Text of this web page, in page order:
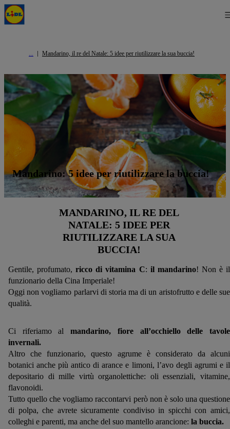
Mandarino, il re del Natale: 5 idee per riutilizzare la sua buccia!
Mandarino: 5 idee per riutilizzare la buccia!
MANDARINO, IL RE DEL
NATALE: 5 IDEE PER
RIUTILIZZARE LA SUA
BUCCIA!
Gentile, profumato,ricco di vitamina C: il mandarino! Non è il
funzionario della Cina Imperiale!
Oggi non vogliamo parlarvi di storia ma di un aristofrutto e delle sue
qualità.
Ci riferiamo almandarino, fiore all’occhiello delle tavole
invernali.
Altro che funzionario, questo agrume è considerato da alcuni
botanici anche più antico di arance e limoni, l’avo degli agrumi e il
depositario di mille virtù organolettiche: oli essenziali, vitamine,
flavonoidi.
Tutto quello che vogliamo raccontarvi però non è solo una questione
di polpa, che avrete sicuramente condiviso in spicchi con amici,
colleghi e parenti, ma anche del suo mantello arancione: la buccia.